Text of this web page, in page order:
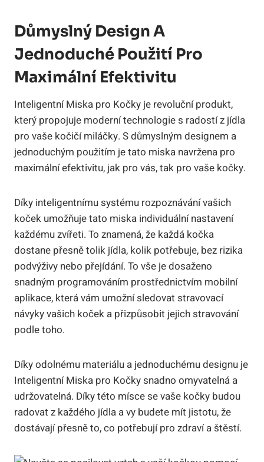
Důmyslný Design A
Jednoduché Použití Pro
Maximální Efektivitu
Inteligentní Miska pro Kočky je revoluční produkt,
který propojuje moderní technologie s radostí z jídla
pro vaše kočičí miláčky. S důmyslným designem a
jednoduchým použitím je tato miska navržena pro
maximální efektivitu, jak pro vás, tak pro vaše kočky.
Díky inteligentnímu systému rozpoznávání vašich
koček umožňuje tato miska individuální nastavení
každému zvířeti. To znamená, že každá kočka
dostane přesně tolik jídla, kolik potřebuje, bez rizika
podvýživy nebo přejídání. To vše je dosaženo
snadným programováním prostřednictvím mobilní
aplikace, která vám umožní sledovat stravovací
návyky vašich koček a přizpůsobit jejich stravování
podle toho.
Díky odolnému materiálu a jednoduchému designu je
Inteligentní Miska pro Kočky snadno omyvatelná a
udržovatelná. Díky této mísce se vaše kočky budou
radovat z každého jídla a vy budete mít jistotu, že
dostávají přesně to, co potřebují pro zdraví a štěstí.